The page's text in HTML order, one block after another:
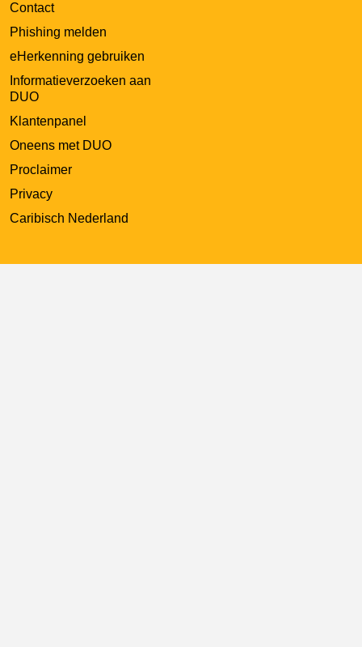
Contact
Phishing melden
eHerkenning gebruiken
Informatieverzoeken aan
DUO
Klantenpanel
Oneens met DUO
Proclaimer
Privacy
Caribisch Nederland